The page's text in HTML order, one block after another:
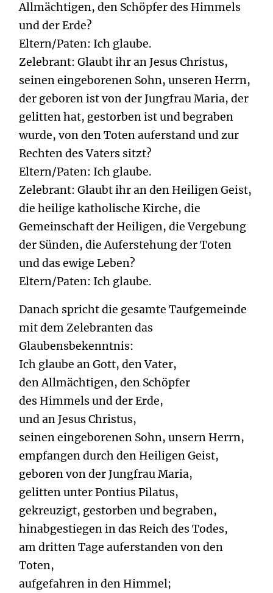
Allmächtigen, den Schöpfer des Himmels
und der Erde?
Eltern/Paten: Ich glaube.
Zelebrant: Glaubt ihr an Jesus Christus,
seinen eingeborenen Sohn, unseren Herrn,
der geboren ist von der Jungfrau Maria, der
gelitten hat, gestorben ist und begraben
wurde, von den Toten auferstand und zur
Rechten des Vaters sitzt?
Eltern/Paten: Ich glaube.
Zelebrant: Glaubt ihr an den Heiligen Geist,
die heilige katholische Kirche, die
Gemeinschaft der Heiligen, die Vergebung
der Sünden, die Auferstehung der Toten
und das ewige Leben?
Eltern/Paten: Ich glaube.
Danach spricht die gesamte Taufgemeinde
mit dem Zelebranten das
Glaubensbekenntnis:
Ich glaube an Gott, den Vater,
den Allmächtigen, den Schöpfer
des Himmels und der Erde,
und an Jesus Christus,
seinen eingeborenen Sohn, unsern Herrn,
empfangen durch den Heiligen Geist,
geboren von der Jungfrau Maria,
gelitten unter Pontius Pilatus,
gekreuzigt, gestorben und begraben,
hinabgestiegen in das Reich des Todes,
am dritten Tage auferstanden von den
Toten,
aufgefahren in den Himmel;